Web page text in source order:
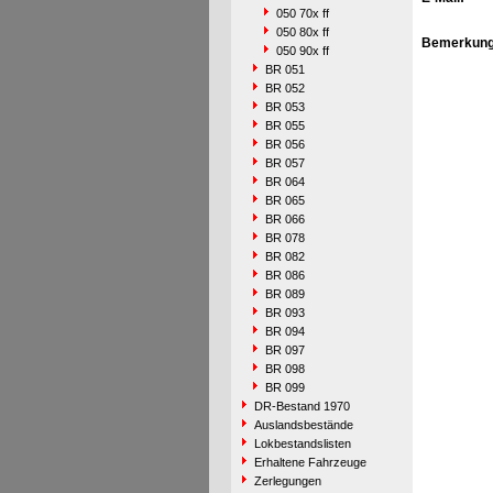
050 70x ff
050 80x ff
050 90x ff
BR 051
BR 052
BR 053
BR 055
BR 056
BR 057
BR 064
BR 065
BR 066
BR 078
BR 082
BR 086
BR 089
BR 093
BR 094
BR 097
BR 098
BR 099
DR-Bestand 1970
Auslandsbestände
Lokbestandslisten
Erhaltene Fahrzeuge
Zerlegungen